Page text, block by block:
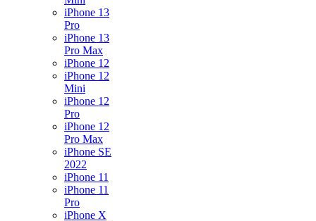
iPhone 13
Pro
iPhone 13
Pro Max
iPhone 12
iPhone 12
Mini
iPhone 12
Pro
iPhone 12
Pro Max
iPhone SE
2022
iPhone 11
iPhone 11
Pro
iPhone X